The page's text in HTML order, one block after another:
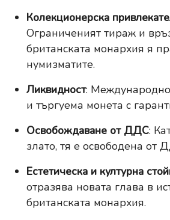
Колекционерска
Ограниченият тираж и
британската монархия я
нумизматите.
Ликвидност:
и търгуема монета с
Освобождаване от ДДС:
злато, тя е освободена от
Естетическа и културна
отразява новата глава в
британската монархия.